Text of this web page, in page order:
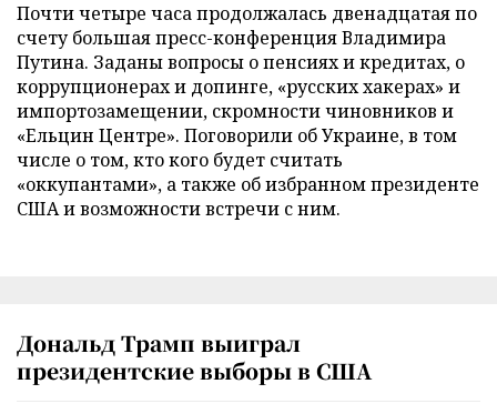
Почти четыре часа продолжалась двенадцатая по
счету большая пресс-конференция Владимира
Путина. Заданы вопросы о пенсиях и кредитах, о
коррупционерах и допинге, «русских хакерах» и
импортозамещении, скромности чиновников и
«Ельцин Центре». Поговорили об Украине, в том
числе о том, кто кого будет считать
«оккупантами», а также об избранном президенте
США и возможности встречи с ним.
Дональд Трамп выиграл
президентские выборы в США